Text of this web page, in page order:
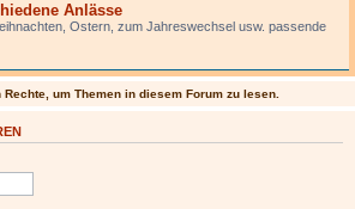
Anlässe
Ostern, zum Jahreswechsel usw. passende
um Themen in diesem Forum zu lesen.